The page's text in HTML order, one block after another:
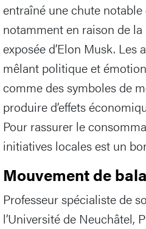
entraîné une chute notable
notamment en raison de
exposée d’Elon Musk. Les
mêlant politique et
comme des symboles de
produire d’effets
Pour rassurer le
initiatives locales est un
Mouvement de
Professeur spécialiste de
l’Université de Neuchâtel,